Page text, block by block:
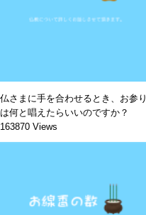
仏さまに手を合わせるとき、お参り
は何と唱えたらいいのですか？
163870 Views